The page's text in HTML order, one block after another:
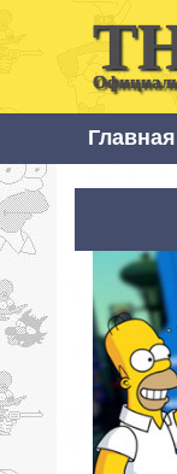
Главная